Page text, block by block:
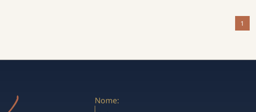
1
Nome: